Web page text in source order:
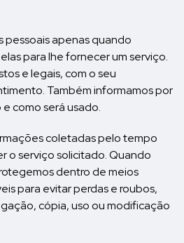
pessoais apenas quando
para lhe fornecer um serviço.
e legais, com o seu
Também informamos por
como será usado.
coletadas pelo tempo
o serviço solicitado. Quando
dentro de meios
​​para evitar perdas e roubos,
cópia, uso ou modificação